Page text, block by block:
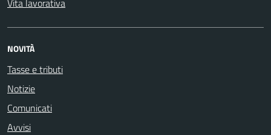
Vita lavorativa
NOVITÀ
Tasse e tributi
Notizie
Comunicati
Avvisi